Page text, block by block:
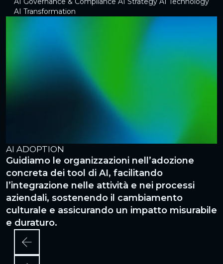
AI Transformation
AI ADOPTION
Guidiamo le organizzazioni nell’adozione
concreta dei tool di AI, facilitando
l’integrazione nelle attività e nei processi
aziendali, sostenendo il cambiamento
culturale e assicurando un impatto misurabile
e duraturo.